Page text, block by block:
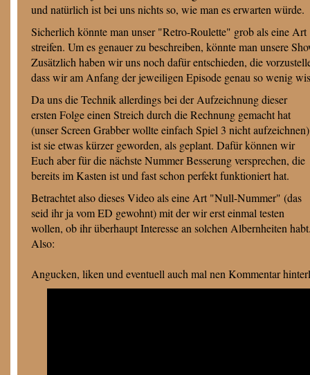
und natürlich ist bei uns nichts so, wie man es erwarten würde.
Sicherlich könnte man unser "Retro-Roulette" grob als eine
streifen. Um es genauer zu beschreiben, könnte man unsere
Zusätzlich haben wir uns noch dafür entschieden, die
dass wir am Anfang der jeweiligen Episode genau so wenig
Da uns die Technik allerdings bei der Aufzeichnung dieser
ersten Folge einen Streich durch die Rechnung gemacht hat
(unser Screen Grabber wollte einfach Spiel 3 nicht
ist sie etwas kürzer geworden, als geplant. Dafür können wir
Euch aber für die nächste Nummer Besserung versprechen, die
bereits im Kasten ist und fast schon perfekt funktioniert hat.
Betrachtet also dieses Video als eine Art "Null-Nummer" (das
seid ihr ja vom ED gewohnt) mit der wir erst einmal testen
wollen, ob ihr überhaupt Interesse an solchen Albernheiten
Also:
Angucken, liken und eventuell auch mal nen Kommentar